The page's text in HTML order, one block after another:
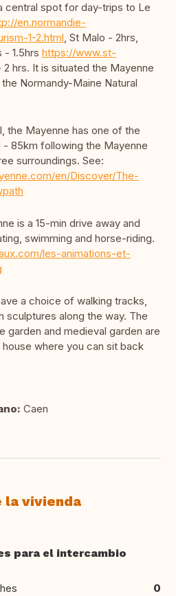
central spot for day-trips to Le
en.normandie-
1-2.html, St Malo - 2hrs,
- 1.5hrs https://www.st-
hrs. It is situated the Mayenne
Normandy-Maine Natural
the Mayenne has one of the
85km following the Mayenne
surroundings. See:
en/Discover/The-
is a 15-min drive away and
swimming and horse-riding.
les-animations-et-
a choice of walking tracks,
sculptures along the way. The
garden and medieval garden are
where you can sit back
Caen
la vivienda
para el intercambio
0